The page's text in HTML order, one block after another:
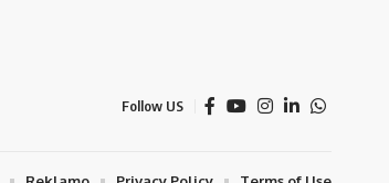
Follow US